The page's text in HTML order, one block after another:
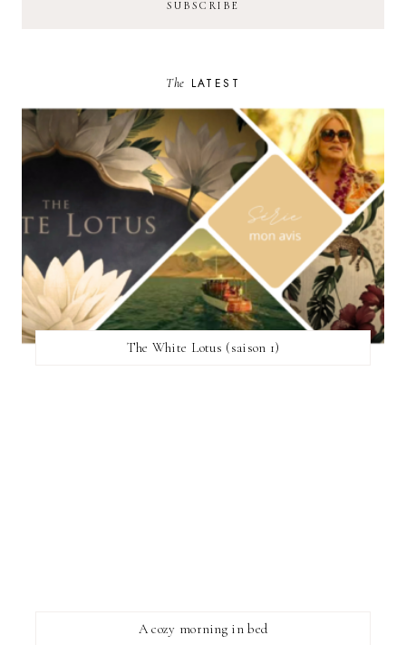
The LATEST
The White Lotus (saison 1)
A cozy morning in bed